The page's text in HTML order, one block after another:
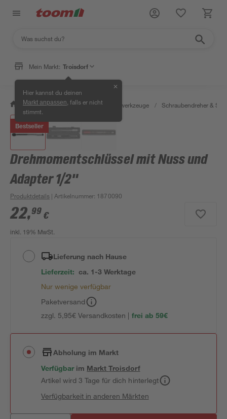
Mein Markt: Troisdorf
Hier kannst du deinen
Markt anpassen , falls er nicht
stimmt.
✕
/ Werkstatt & Maschinen / Handwerkzeuge / Schraubendreher &
Bestseller
Drehmomentschlüssel mit Nuss und
Adapter 1/2"
Produktdetails | Artikelnummer: 1870090
22,99 €
inkl. 19% MwSt.
Lieferung nach Hause
Lieferzeit: ca. 1-3 Werktage
Nur wenige verfügbar
Paketversand
zzgl. 5,95€ Versandkosten | frei ab 59€
Abholung im Markt
Verfügbar im MarktTroisdorf
Artikel wird 3 Tage für dich hinterlegt
Verfügbarkeit in anderen Märkten